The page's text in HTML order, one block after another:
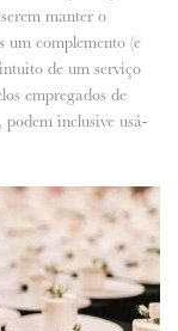
manter o
um complemento (e
de um serviço
empregados de
inclusive usá-